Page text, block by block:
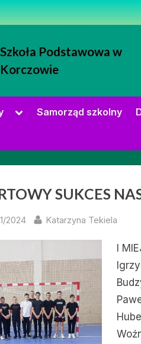
Szkoła Podstawowa w
Korczowie
ToggleSamorząd szkolny
SUKCES
2024 By
Katarzyna Tekiela
I